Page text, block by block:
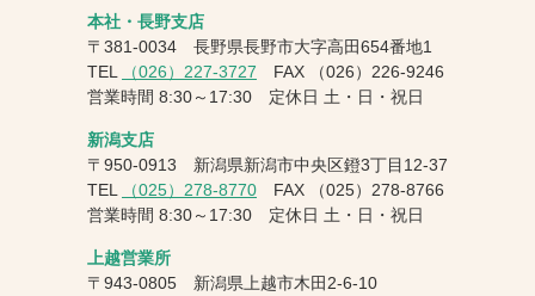
本社・長野支店
〒381-0034 長野県長野市大字高田654番地1
TEL
（026）227-3727 FAX
（026）226-9246
営業時間 8:30～17:30 定休日 土・日・祝日
新潟支店
〒950-0913 新潟県新潟市中央区鐙3丁目12-37
TEL
（025）278-8770 FAX
（025）278-8766
営業時間 8:30～17:30 定休日 土・日・祝日
上越営業所
〒943-0805 新潟県上越市木田2-6-10